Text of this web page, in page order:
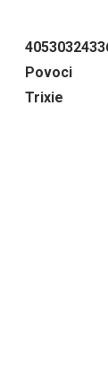
Povoci
Trixie